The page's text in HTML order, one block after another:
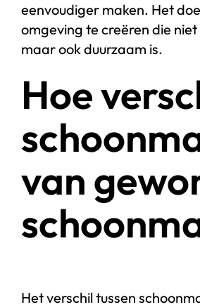
eenvoudiger maken. Het
omgeving te creëren die
maar ook duurzaam is.
Hoe
van
Het verschil tussen